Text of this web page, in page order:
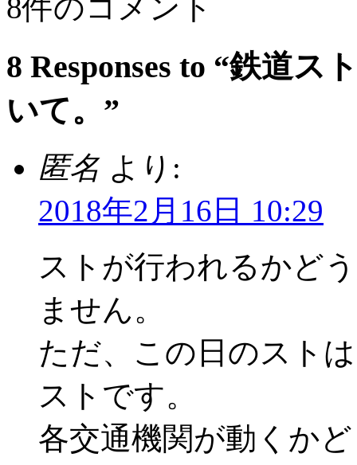
8件のコメント
8 Responses to “鉄道ス
いて。”
匿名 より:
2018年2月16日 10:29
ストが行われるかど
ません。
ただ、この日のスト
ストです。
各交通機関が動くか